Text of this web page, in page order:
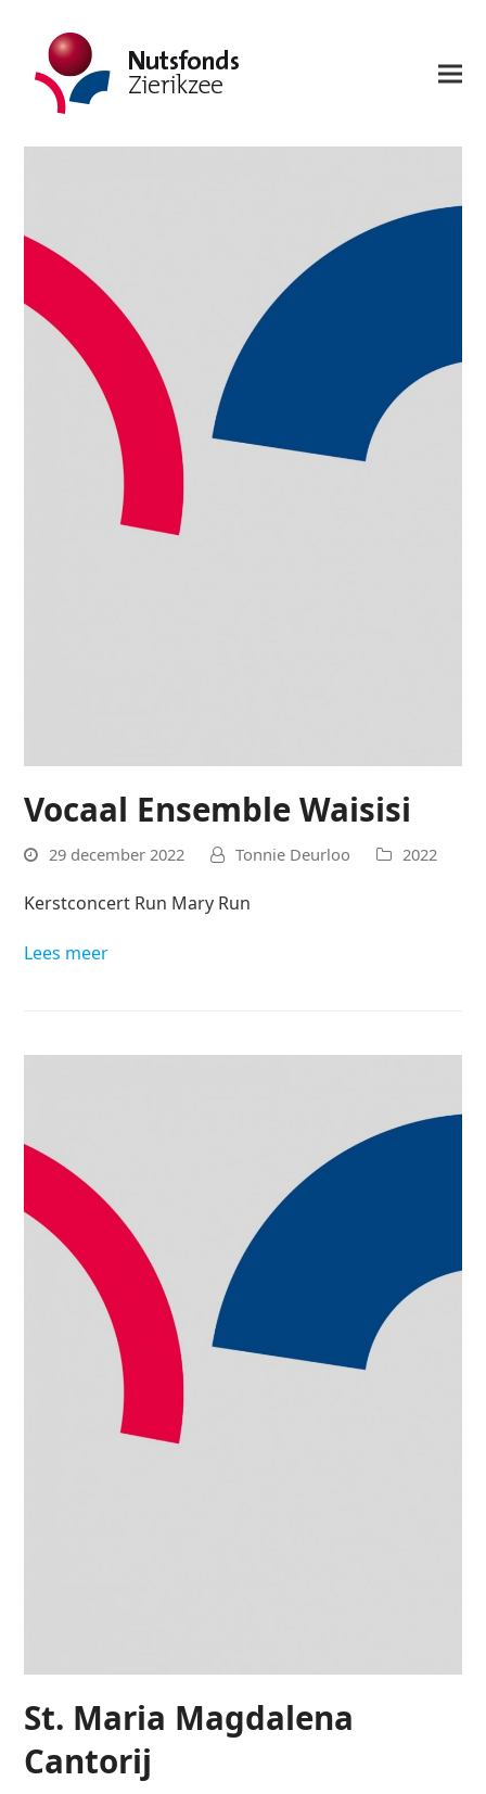
Vocaal Ensemble Waisisi
29 december 2022 Tonnie Deurloo 2022
Kerstconcert Run Mary Run
Lees meer
St. Maria Magdalena
Cantorij